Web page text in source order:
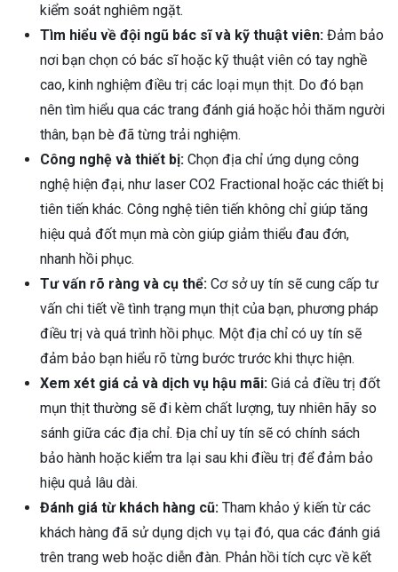
kiểm soát nghiêm ngặt.
Tìm hiểu về đội ngũ bác sĩ và kỹ thuật viên: Đảm bảo
nơi bạn chọn có bác sĩ hoặc kỹ thuật viên có tay nghề
cao, kinh nghiệm điều trị các loại mụn thịt. Do đó bạn
nên tìm hiểu qua các trang đánh giá hoặc hỏi thăm người
thân, bạn bè đã từng trải nghiệm.
Công nghệ và thiết bị: Chọn địa chỉ ứng dụng công
nghệ hiện đại, như laser CO2 Fractional hoặc các thiết bị
tiên tiến khác. Công nghệ tiên tiến không chỉ giúp tăng
hiệu quả đốt mụn mà còn giúp giảm thiểu đau đớn,
nhanh hồi phục.
Tư vấn rõ ràng và cụ thể: Cơ sở uy tín sẽ cung cấp tư
vấn chi tiết về tình trạng mụn thịt của bạn, phương pháp
điều trị và quá trình hồi phục. Một địa chỉ có uy tín sẽ
đảm bảo bạn hiểu rõ từng bước trước khi thực hiện.
Xem xét giá cả và dịch vụ hậu mãi: Giá cả điều trị đốt
mụn thịt thường sẽ đi kèm chất lượng, tuy nhiên hãy so
sánh giữa các địa chỉ. Địa chỉ uy tín sẽ có chính sách
bảo hành hoặc kiểm tra lại sau khi điều trị để đảm bảo
hiệu quả lâu dài.
Đánh giá từ khách hàng cũ: Tham khảo ý kiến từ các
khách hàng đã sử dụng dịch vụ tại đó, qua các đánh giá
trên trang web hoặc diễn đàn. Phản hồi tích cực về kết